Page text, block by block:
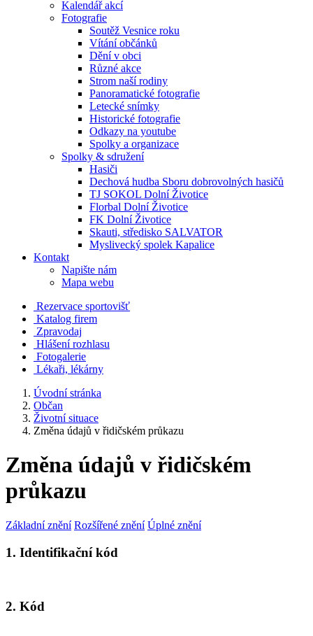
Kalendář akcí
Fotografie
Soutěž Vesnice roku
Vítání občánků
Dění v obci
Různé akce
Strom naší rodiny
Panoramatické fotografie
Letecké snímky
Historické fotografie
Odkazy na youtube
Spolky a organizace
Spolky & sdružení
Hasiči
Dechová hudba Sboru dobrovolných hasičů
TJ SOKOL Dolní Životice
Florbal Dolní Životice
FK Dolní Životice
Skauti, středisko SALVATOR
Myslivecký spolek Kapalice
Kontakt
Napište nám
Mapa webu
Rezervace sportovišť
Katalog firem
Zpravodaj
Hlášení rozhlasu
Fotogalerie
Lékaři, lékárny
Úvodní stránka
Občan
Životní situace
Změna údajů v řidičském průkazu
Změna údajů v řidičském
průkazu
Základní znění Rozšířené znění Úplné znění
1. Identifikační kód
2. Kód